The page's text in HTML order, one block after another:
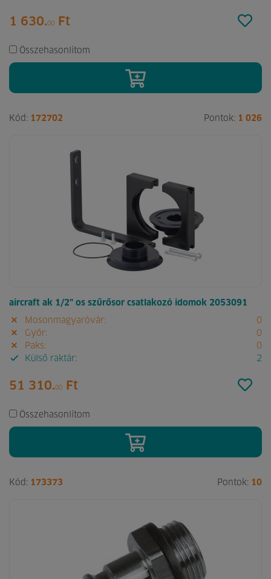
1 630.00 Ft
Összehasonlítom
Kód: 172702 Pontok: 1 026
aircraft ak 1/2" os szűrősor csatlakozó idomok 2053091
Mosonmagyaróvár:
0
Győr:
0
Paks:
0
Külső raktár:
2
51 310.00 Ft
Összehasonlítom
Kód: 173373 Pontok: 10